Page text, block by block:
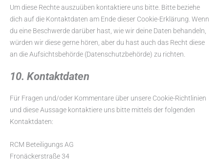
Um diese Rechte auszuüben kontaktiere uns bitte. Bitte beziehe
dich auf die Kontaktdaten am Ende dieser Cookie-Erklärung. Wenn
du eine Beschwerde darüber hast, wie wir deine Daten behandeln,
würden wir diese gerne hören, aber du hast auch das Recht diese
an die Aufsichtsbehörde (Datenschutzbehörde) zu richten.
10. Kontaktdaten
Für Fragen und/oder Kommentare über unsere Cookie-Richtlinien
und diese Aussage kontaktiere uns bitte mittels der folgenden
Kontaktdaten:
RCM Beteiligungs AG
Fronäckerstraße 34